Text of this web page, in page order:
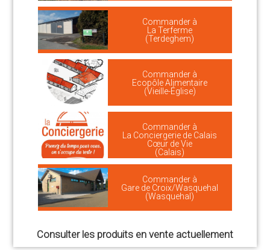
Commander à
La Terferme
(Terdeghem)
Commander à
Ecopôle Alimentaire
(Vieille-Église)
Commander à
La Conciergerie de Calais
Cœur de Vie
(Calais)
Commander à
Gare de Croix/Wasquehal
(Wasquehal)
Consulter les produits en vente actuellement